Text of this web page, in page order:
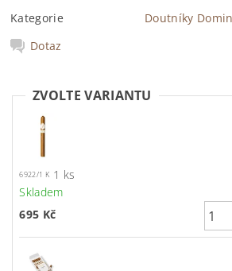
Kategorie
Doutníky
Dotaz
ZVOLTE VARIANTU
6922/1 K 1 ks
Skladem
695 Kč